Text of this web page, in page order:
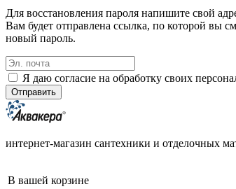
Для восстановления пароля напишите свой
Вам будет отправлена ссылка, по которой вы
новый пароль.
Я даю согласие на обработку своих
интернет-магазин сантехники и отделочных
В вашей корзине